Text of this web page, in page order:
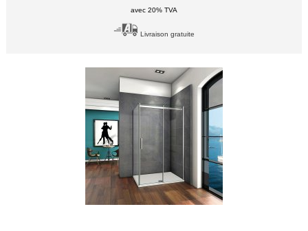
avec 20% TVA
Livraison gratuite